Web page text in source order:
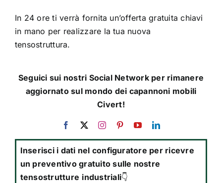
In 24 ore ti verrà fornita un’offerta gratuita chiavi
in mano per realizzare la tua nuova
tensostruttura.
Seguici sui nostri Social Network per rimanere
aggiornato sul mondo dei capannoni mobili
Civert!
Inserisci i dati nel configuratore per ricevre
un preventivo gratuito sulle nostre
tensostrutture industriali👇